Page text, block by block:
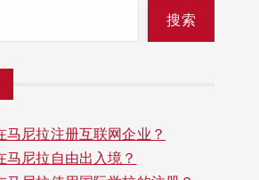
搜索
尼拉注册互联网企业？
尼拉自由出入境？